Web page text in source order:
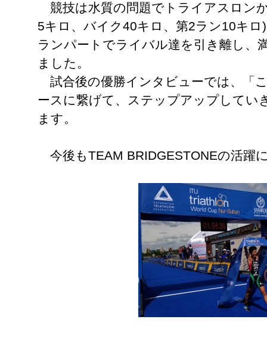
競技は水質の問題でトライアスロン
5キロ、バイク40キロ、第2ラン10キ
ランパートでライバル達を引き離し、
ました。
試合後の優勝インタビューでは、「
ースに繋げて、ステップアップしてい
ます。
今後もTEAM BRIDGESTONEの活躍